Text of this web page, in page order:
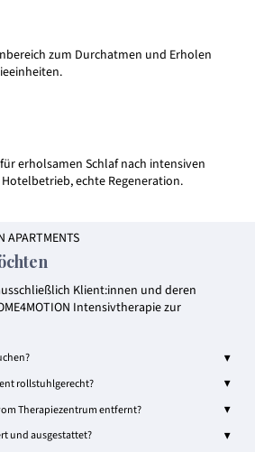
zum Durchatmen und Erholen
erholsamen Schlaf nach intensiven
echte Regeneration.
APARTMENTS
Klient:innen und deren
Intensivtherapie zur
▼
▼
rollstuhlgerecht?
▼
Therapiezentrum entfernt?
▼
und ausgestattet?